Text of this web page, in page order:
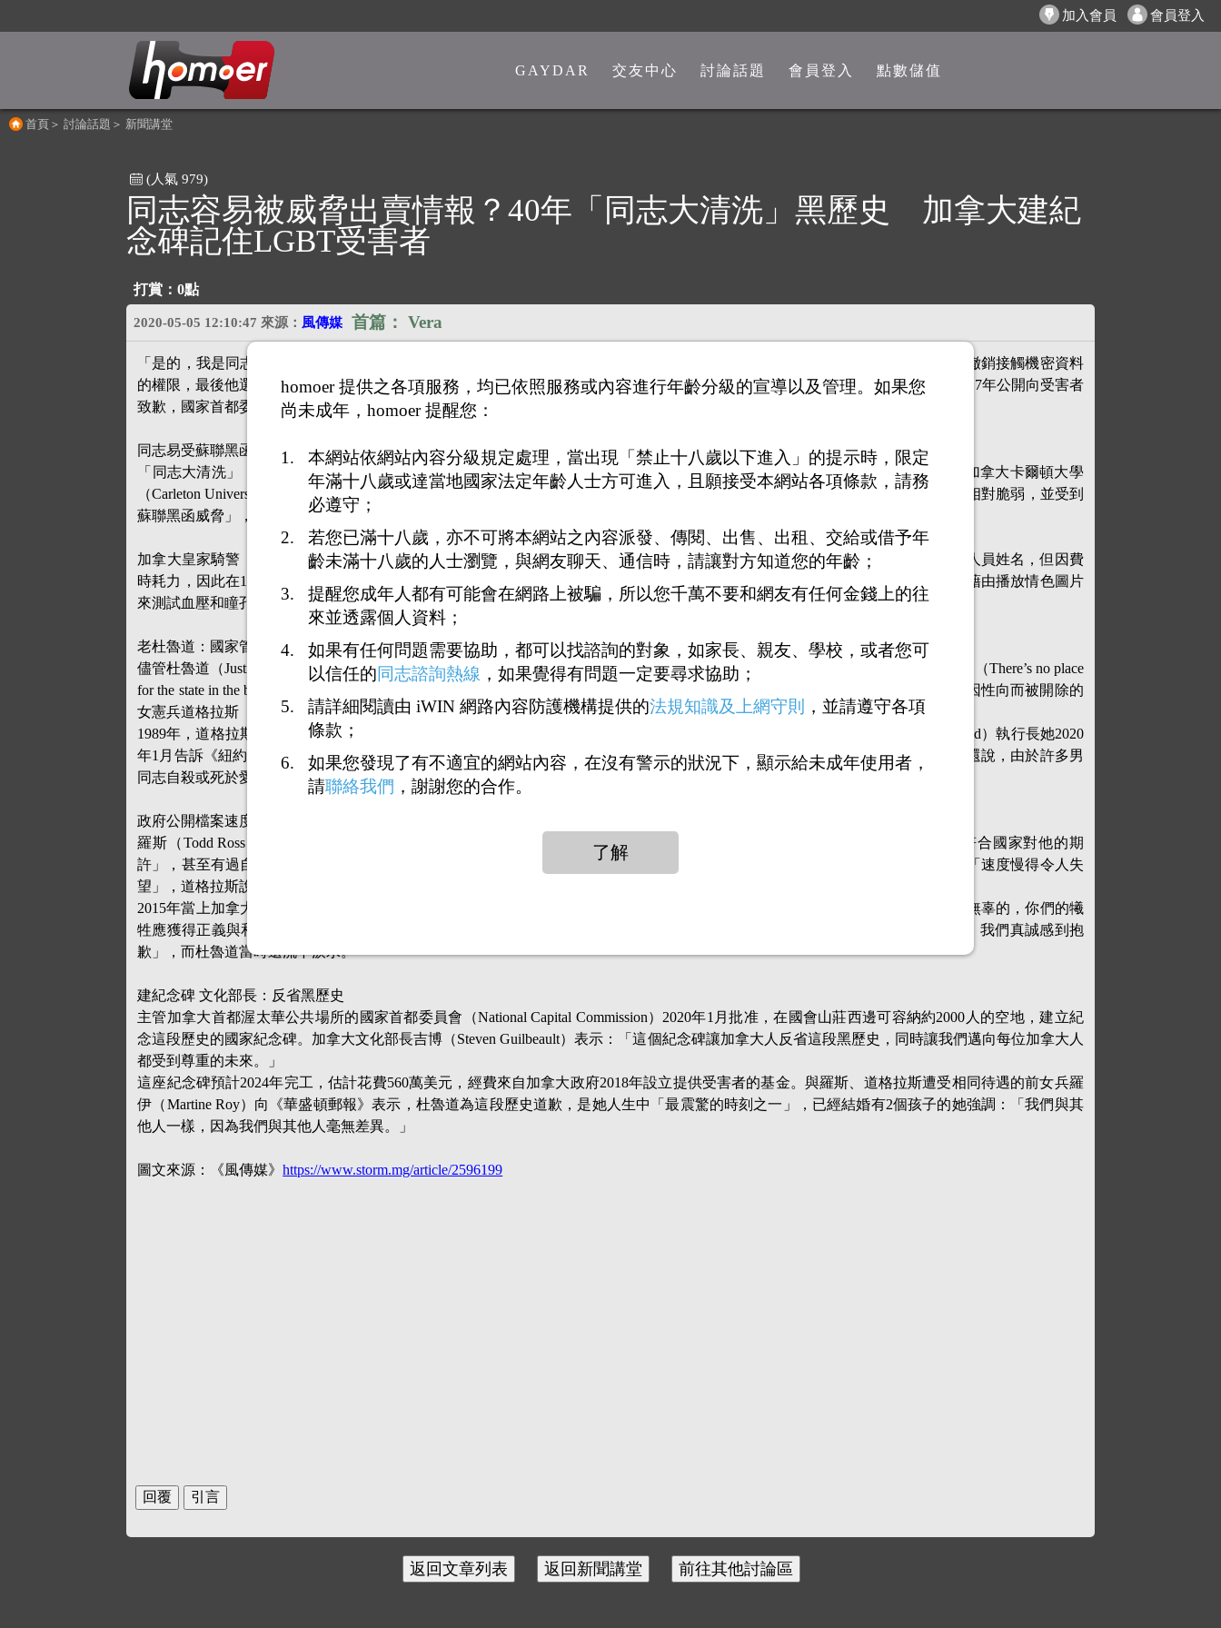
加入會員 會員登入
GAYDAR 交友中心
中老年交友中心
討論話題
時事觀點
新聞講堂
激情文學館
會員登入 點數儲值
首頁 ＞ 討論話題 ＞ 新聞講堂
(人氣 979)
同志容易被威脅出賣情報？40年「同志大清洗」黑歷史 加拿大建紀
念碑記住LGBT受害者
打賞：0點
首篇：Vera
2020-05-05 12:10:47 來源： 風傳媒
「是的，我是同志。」時年21歲的加拿大海軍通訊兵羅斯坦承自己性向後，被迫面臨2個選擇：自願接受榮譽退伍，若留下就是被撤銷接觸機密資料
的權限，最後他選了前者，而他是加拿大史上「同志大清洗」事件的數千名受害者之一。對於這起歷史憾事，加拿大總理杜魯道2017年公開向受害者
致歉，國家首都委員會則在2020年1月批准，在國會山莊西邊建立紀念碑。
同志易受蘇聯黑函威脅？
「同志大清洗」（gay purge）發生在1950年代至1990年代，加拿大公務員、軍人和皇家騎警成員，因為性向而遭到辭退、開除。加拿大卡爾頓大學
（Carleton University）歷史學家詹泰（Patrizia Gentile）指出，當時的冷戰氛圍下，歐美國家認為同性戀者具「懦弱特質，使得他們相對脆弱，並受到
蘇聯黑函威脅」，但沒有任何證據顯示，加拿大軍公職人員因外國要脅而洩露國家機密。
加拿大皇家騎警（RCMP）在「同志大清洗」期間成立特別小組，監控全國同志酒吧，透過威脅方式獲取身為LGBT族群的軍公職人員姓名，但因費
時耗力，因此在1960年代與心理學家合作，製造聲稱能辨識同性戀的「水果機器」（the fruit machine），即讓受試者後躺的椅子，藉由播放情色圖片
來測試血壓和瞳孔變化，以此判斷是否為同性戀。
老杜魯道：國家管不著人民房事
儘管杜魯道（Justin Trudeau）的父親、時任加拿大司法部長老杜魯道（Pierre Trudeau）1967年提案，表明「國家管不著人民的房事」（There’s no place
for the state in the bedrooms of the nation），而加拿大1969年通過修法，反對歧視同性戀，但「同志大清洗」仍持續近1/4世紀，直到因性向而被開除的
女憲兵道格拉斯（Michelle Douglas）提出訴訟，才讓整個事件在1992年徹底結束。
1989年，道格拉斯經過2天審問後，坦承自己是同志，結果遭到革職，隨後提告。現在身為「LGBT清洗基金會」（LGBT Purge Fund）執行長她2020
年1月告訴《紐約時報》，當年審問她的人員不僅讚揚清洗政策，「他們還想惡魔化、嘲諷、羞辱任何他們認為是同志的人」。她還說，由於許多男
同志自殺或死於愛滋病，因此今日的男女同志受害人數不成比例。
政府公開檔案速度令人失望
羅斯（Todd Ross）告訴《華盛頓郵報》，當他因性向被迫選擇退伍時，他的退伍津貼也沒了，這讓他感到恥辱，因為「沒有符合國家對他的期
許」，甚至有過自殺念頭，且多年以來，他以為自己的遭遇是特例，事實上並非如此。LGBT清洗基金會要求政府公開當年資料，「速度慢得令人失
望」，道格拉斯說，在武漢肺炎（新冠肺炎）疫情爆發前，約11000頁的檔案，政府只給了271頁。
2015年當上加拿大總理的杜魯道，2017年為迫害LGBT族群的黑歷史在國會致歉，「你們有專業能力且愛國，更重要的是，你們是無辜的，你們的犧
牲應獲得正義與和平......你們受到不當對待，這是我們的集體恥辱......這個道歉等太久了，許多受害人已不在人世，聽不到這些話，我們真誠感到抱
歉」，而杜魯道當時還流下淚水。
建紀念碑 文化部長：反省黑歷史
主管加拿大首都渥太華公共場所的國家首都委員會（National Capital Commission）2020年1月批准，在國會山莊西邊可容納約2000人的空地，建立紀
念這段歷史的國家紀念碑。加拿大文化部長吉博（Steven Guilbeault）表示：「這個紀念碑讓加拿大人反省這段黑歷史，同時讓我們邁向每位加拿大人
都受到尊重的未來。」
這座紀念碑預計2024年完工，估計花費560萬美元，經費來自加拿大政府2018年設立提供受害者的基金。與羅斯、道格拉斯遭受相同待遇的前女兵羅
伊（Martine Roy）向《華盛頓郵報》表示，杜魯道為這段歷史道歉，是她人生中「最震驚的時刻之一」，已經結婚有2個孩子的她強調：「我們與其
他人一樣，因為我們與其他人毫無差異。」
圖文來源：《風傳媒》https://www.storm.mg/article/2596199
homoer 提供之各項服務，均已依照服務或內容進行年齡分級的宣導以及管理。如果您
尚未成年，homoer 提醒您：
本網站依網站內容分級規定處理，當出現「禁止十八歲以下進入」的提示時，限定
年滿十八歲或達當地國家法定年齡人士方可進入，且願接受本網站各項條款，請務
必遵守；
若您已滿十八歲，亦不可將本網站之內容派發、傳閱、出售、出租、交給或借予年
齡未滿十八歲的人士瀏覽，與網友聊天、通信時，請讓對方知道您的年齡；
提醒您成年人都有可能會在網路上被騙，所以您千萬不要和網友有任何金錢上的往
來並透露個人資料；
如果有任何問題需要協助，都可以找諮詢的對象，如家長、親友、學校，或者您可
以信任的同志諮詢熱線 ，如果覺得有問題一定要尋求協助；
請詳細閱讀由 iWIN 網路內容防護機構提供的法規知識及上網守則
，並請遵守各項
條款；
如果您發現了有不適宜的網站內容，在沒有警示的狀況下，顯示給未成年使用者，
請聯絡我們 ，謝謝您的合作。